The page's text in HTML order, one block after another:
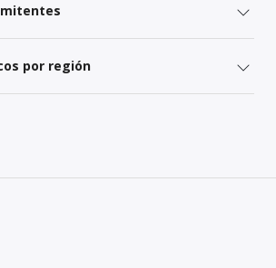
por región